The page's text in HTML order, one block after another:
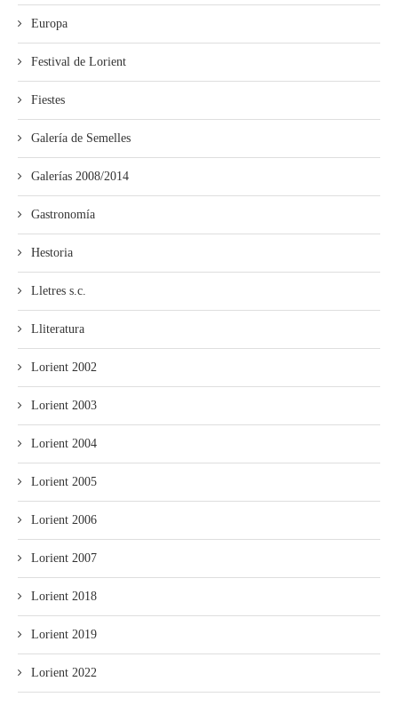
Europa
Festival de Lorient
Fiestes
Galería de Semelles
Galerías 2008/2014
Gastronomía
Hestoria
Lletres s.c.
Lliteratura
Lorient 2002
Lorient 2003
Lorient 2004
Lorient 2005
Lorient 2006
Lorient 2007
Lorient 2018
Lorient 2019
Lorient 2022